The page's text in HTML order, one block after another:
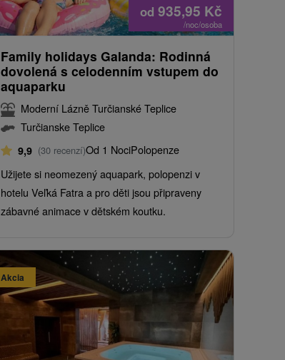
od 935,95 Kč
/noc/osoba
Family holidays Galanda: Rodinná
dovolená s celodenním vstupem do
aquaparku
Moderní Lázně Turčianské Teplice
Turčianske Teplice
9,9 (30 recenzí)Od 1 NociPolopenze
Užijete si neomezený aquapark, polopenzi v
hotelu Veľká Fatra a pro děti jsou připraveny
zábavné animace v dětském koutku.
Akcia